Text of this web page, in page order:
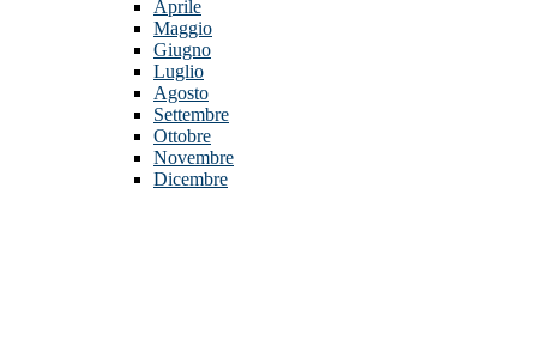
Aprile
Maggio
Giugno
Luglio
Agosto
Settembre
Ottobre
Novembre
Dicembre